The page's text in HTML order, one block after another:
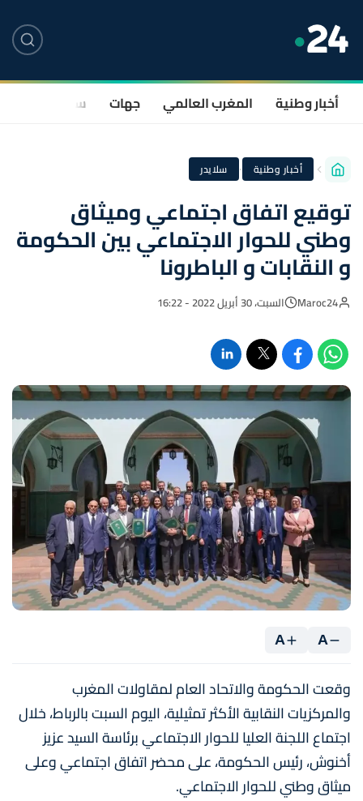
أخبار وطنية المغرب العالمي جهات سياسة
أخبار وطنية · سلايدر
توقيع اتفاق اجتماعي وميثاق
وطني للحوار الاجتماعي بين الحكومة
و النقابات و الباطرونا
Maroc24 السبت، 30 أبريل 2022 - 16:22
A
A
وقعت الحكومة والاتحاد العام لمقاولات المغرب
والمركزيات النقابية الأكثر تمثيلية، اليوم السبت بالرباط، خلال
اجتماع اللجنة العليا للحوار الاجتماعي برئاسة السيد عزيز
أخنوش، رئيس الحكومة، على محضر اتفاق اجتماعي وعلى
ميثاق وطني للحوار الاجتماعي.